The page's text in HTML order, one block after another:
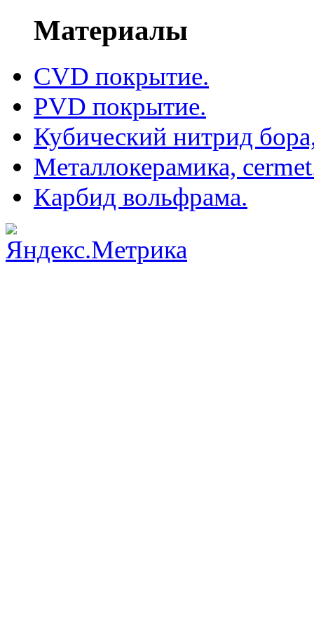
Материалы
CVD покрытие.
PVD покрытие.
Кубический нитрид
Металлокерамика,
Карбид вольфрама.